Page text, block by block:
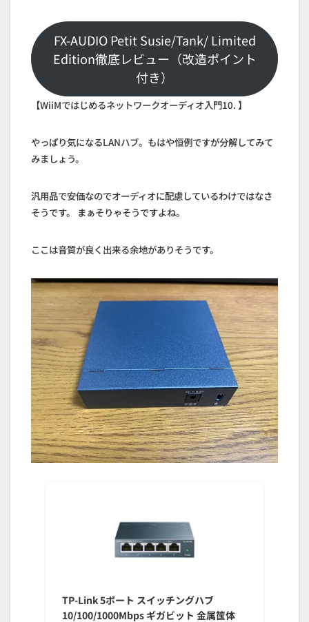
FX-AUDIO Petit Susie/Tank/ Limited
Edition徹底レビュー（改造ポイント
付き）
【WiiMではじめるネットワークオーディオ入門10. 】
やっぱり気になるLANハブ。もはや恒例ですが分解してみて
みましょう。
汎用品で安価なのでオーディオに配慮しているわけではなさ
そうです。 まぁそりゃそうですよね。
ここは音質が良く出来る余地がありそうです。
TP-Link 5ポート スイッチングハブ
10/100/1000Mbps ギガビット 金属筺体